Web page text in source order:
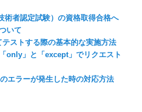
術者認定試験）の資格取得合格へ
いて
ストする際の基本的な実施方法
only」と「except」でリクエスト
エラーが発生した時の対応方法